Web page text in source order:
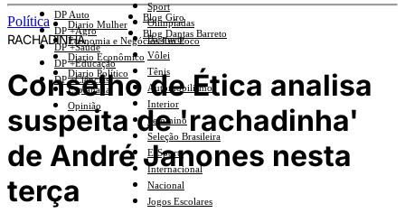
Sport
Olimpíadas
Basquete
Vôlei
Tênis
Automobilismo
Interior
Feminino
Seleção Brasileira
E-Sports
Internacional
Nacional
Jogos Escolares
DP Auto
DP +Agro
DP +Saúde
DP +Educação
DP +Ciências
Diario Mulher
Economia e Negócios Em Foco
Diario Econômico
Diario Político
Esplanada
Opinião
Blog Giro
Blog Dantas Barreto
Política
RACHADINHA
Conselho de Ética analisa
suspeita de 'rachadinha'
de André Janones nesta
terça